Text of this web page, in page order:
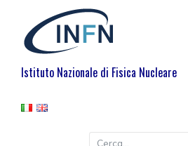
Istituto Nazionale di Fisica Nucleare